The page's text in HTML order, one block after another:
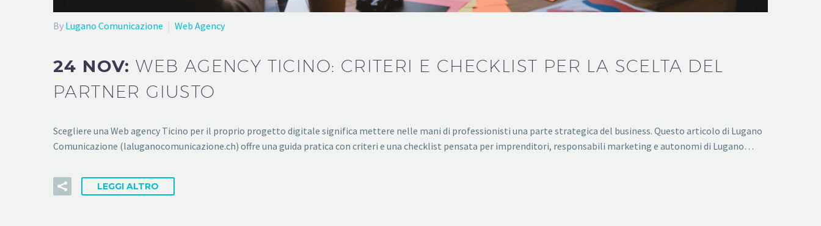
By Lugano Comunicazione Web Agency
24 NOV:WEB AGENCY TICINO: CRITERI E CHECKLIST PER LA SCELTA DEL
PARTNER GIUSTO
Scegliere una Web agency Ticino per il proprio progetto digitale significa mettere nelle mani di professionisti una parte strategica del business. Questo articolo di Lugano
Comunicazione (laluganocomunicazione.ch) offre una guida pratica con criteri e una checklist pensata per imprenditori, responsabili marketing e autonomi di Lugano…
LEGGI ALTRO